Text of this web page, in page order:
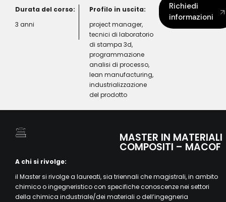
Durata del corso:
3 anni
Profilo in uscita:
project manager,
tecnici di laboratorio
di stampa 3d,
programmazione
analisi di processo,
lean manufacturing,
industrializzazione
del prodotto
Richiedi
informazioni
MASTER IN MATERIALI
COMPOSITI – MACOF
A chi si rivolge:
il Master si rivolge a laureati, sia triennali che magistrali, in ambito
chimico o ingegneristico con specifiche conoscenze nei settori
della chimica industriale/dei materiali o dell’ingegneria